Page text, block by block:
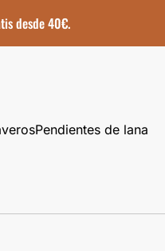
desde 40€.
Pendientes de lana